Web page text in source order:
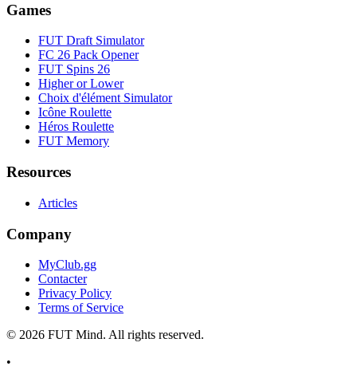
Games
FUT Draft Simulator
FC 26 Pack Opener
FUT Spins 26
Higher or Lower
Choix d'élément Simulator
Icône Roulette
Héros Roulette
FUT Memory
Resources
Articles
Company
MyClub.gg
Contacter
Privacy Policy
Terms of Service
© 2026 FUT Mind. All rights reserved.
•